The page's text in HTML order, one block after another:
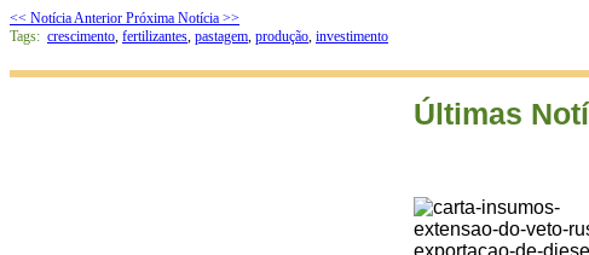
<< Notícia Anterior Próxima Notícia >>
Tags: crescimento, fertilizantes, pastagem, produção, investimento
Últimas